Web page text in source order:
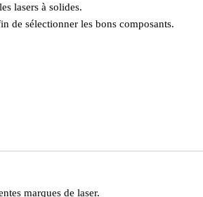
lasers à solides.
de sélectionner les bons composants.
marques de laser.